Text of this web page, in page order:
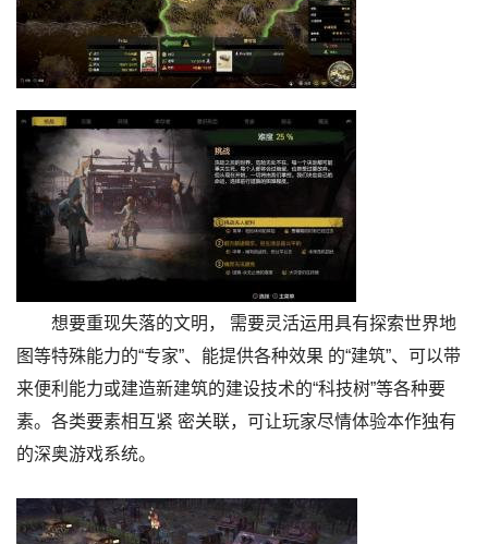
想要重现失落的文明， 需要灵活运用具有探索世界地
图等特殊能力的“专家”、能提供各种效果 的“建筑”、可以带
来便利能力或建造新建筑的建设技术的“科技树”等各种要
素。各类要素相互紧 密关联，可让玩家尽情体验本作独有
的深奥游戏系统。